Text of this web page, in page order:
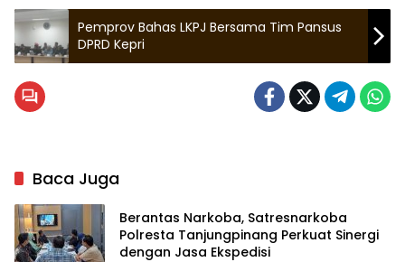
Pemprov Bahas LKPJ Bersama Tim Pansus
DPRD Kepri
Baca Juga
Berantas Narkoba, Satresnarkoba
Polresta Tanjungpinang Perkuat Sinergi
dengan Jasa Ekspedisi